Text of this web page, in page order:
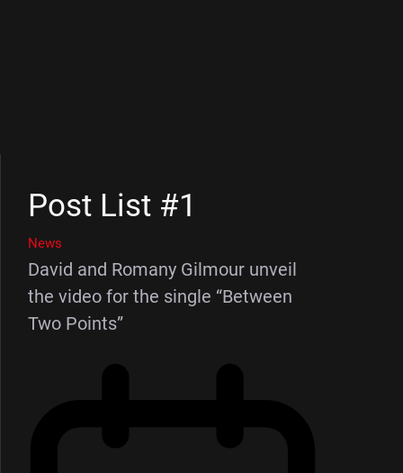
Post List #1
News
David and Romany Gilmour unveil
the video for the single “Between
Two Points”